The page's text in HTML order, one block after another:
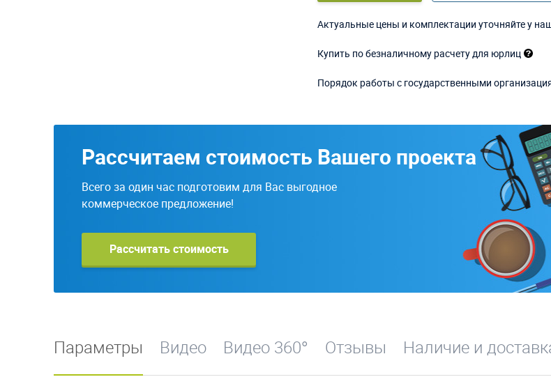
Актуальные цены и комплектации уточняйте у
Купить по безналичному расчету для юрлиц
Порядок работы с государственными
Рассчитаем стоимость Вашего проекта
Всего за один час подготовим для Вас выгодное
коммерческое предложение!
Рассчитать стоимость
Параметры Видео Видео 360° Отзывы Наличие и